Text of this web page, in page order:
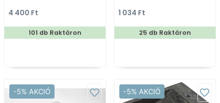
Zuhanyfüggöny textil
4 400 Ft
101 db Raktáron
1 034 Ft
25 db Raktáron
-5% AKCIÓ -5% AKCIÓ